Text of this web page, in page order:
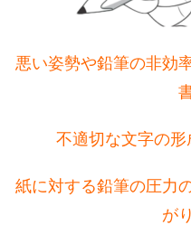
悪い姿勢や鉛筆の非効
不適切な文字の形
紙に対する鉛筆の圧力
が